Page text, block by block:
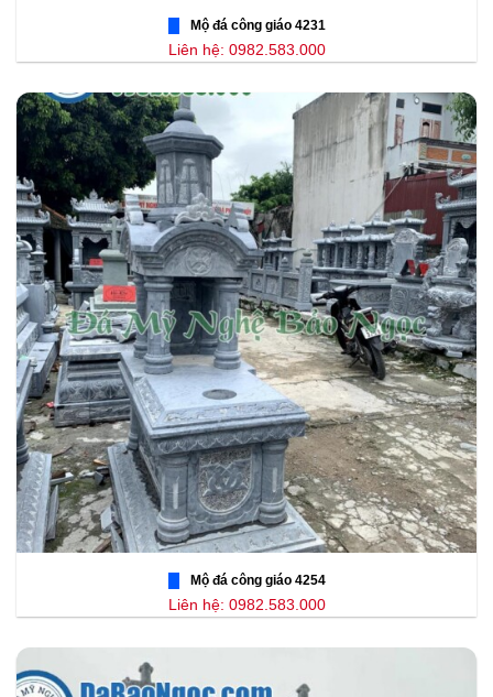
Mộ đá công giáo 4231
Liên hệ: 0982.583.000
Mộ đá công giáo 4254
Liên hệ: 0982.583.000